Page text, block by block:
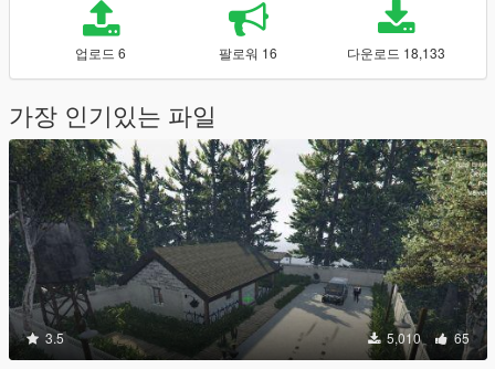
업로드 6 팔로워 16 다운로드 18,133
가장 인기있는 파일
3.5 5,010 65